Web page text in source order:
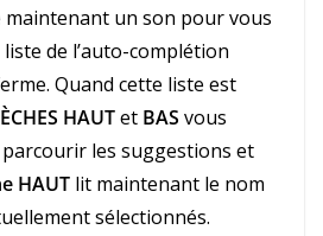
maintenant un son pour vous
de l’auto-complétion
Quand cette liste est
HAUTet BAS vous
les suggestions et
HAUT lit maintenant le nom
sélectionnés.